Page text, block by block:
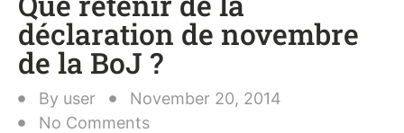
déclaration de novembre
de la BoJ ?
By user
November 20, 2014
No Comments